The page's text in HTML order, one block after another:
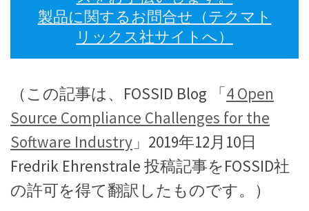
製品に関するお問合せ（テクマト
リックス社サイトへ）
（この記事は、FOSSID Blog 「4 Open
Source Compliance Challenges for the
Software Industry 」2019年12月10日
Fredrik Ehrenstrale 投稿記事をFOSSID社
の許可を得て翻訳したものです。）